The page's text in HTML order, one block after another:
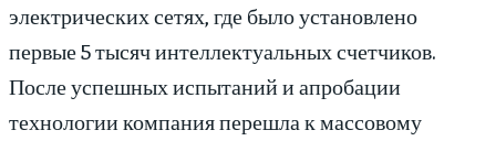
электрических сетях, где было установлено
первые 5 тысяч интеллектуальных счетчиков.
После успешных испытаний и апробации
технологии компания перешла к массовому